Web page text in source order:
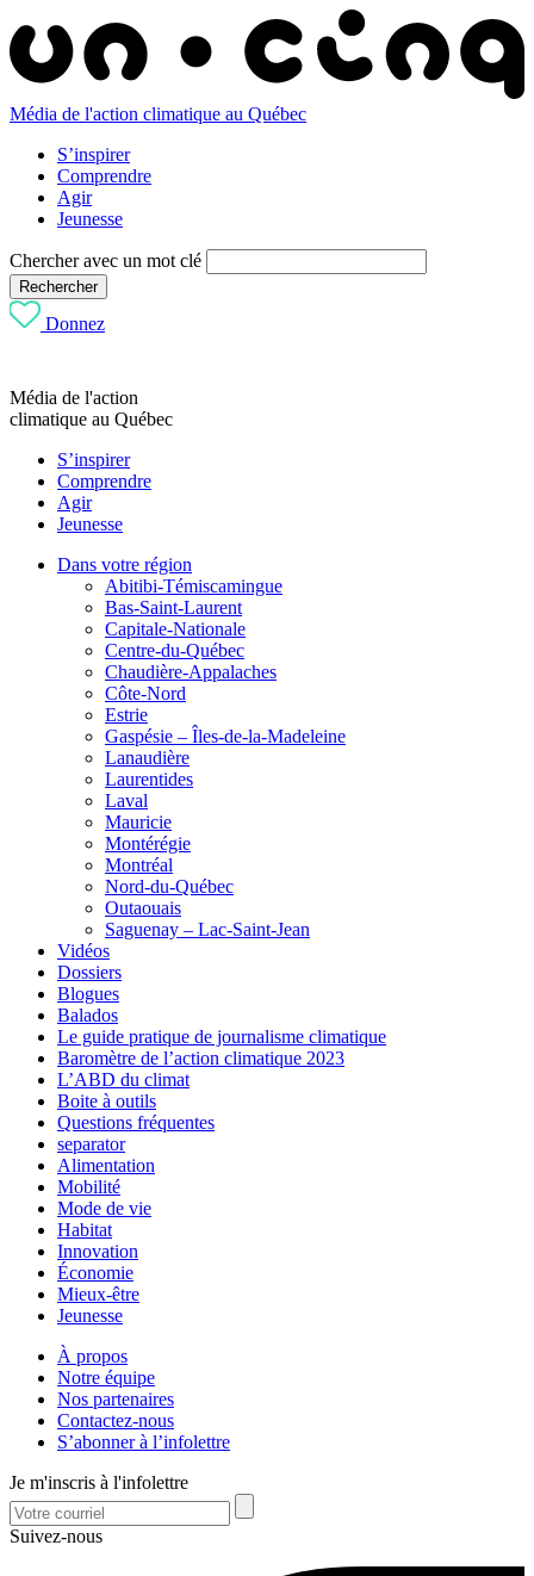
Média de l'action climatique au Québec
S’inspirer
Comprendre
Agir
Jeunesse
Chercher avec un mot clé
Rechercher
Donnez
Média de l'action
climatique au Québec
S’inspirer
Comprendre
Agir
Jeunesse
Dans votre région
Abitibi-Témiscamingue
Bas-Saint-Laurent
Capitale-Nationale
Centre-du-Québec
Chaudière-Appalaches
Côte-Nord
Estrie
Gaspésie – Îles-de-la-Madeleine
Lanaudière
Laurentides
Laval
Mauricie
Montérégie
Montréal
Nord-du-Québec
Outaouais
Saguenay – Lac-Saint-Jean
Vidéos
Dossiers
Blogues
Balados
Le guide pratique de journalisme climatique
Baromètre de l’action climatique 2023
L’ABD du climat
Boite à outils
Questions fréquentes
separator
Alimentation
Mobilité
Mode de vie
Habitat
Innovation
Économie
Mieux-être
Jeunesse
À propos
Notre équipe
Nos partenaires
Contactez-nous
S’abonner à l’infolettre
Je m'inscris à l'infolettre
Suivez-nous